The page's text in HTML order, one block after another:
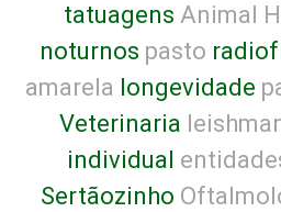
tatuagens Animal
noturnos pasto
amarela longevidade
Veterinaria
individual
Sertãozinho